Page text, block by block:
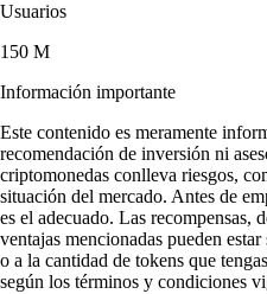
Usuarios
150 M
Información importante
Este contenido es meramente
recomendación de inversión ni
criptomonedas conlleva riesgos,
situación del mercado. Antes de
es el adecuado. Las recompensas,
ventajas mencionadas pueden
o a la cantidad de tokens que
según los términos y condiciones